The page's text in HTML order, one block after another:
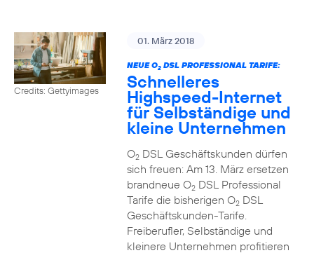
Credits: Gettyimages
01. März 2018
NEUE O2DSL PROFESSIONAL TARIFE:
Schnelleres
Highspeed-Internet
für Selbständige und
kleine Unternehmen
O2DSL Geschäftskunden dürfen
sich freuen: Am 13. März ersetzen
brandneue O2DSL Professional
Tarife die bisherigen O2DSL
Geschäftskunden-Tarife.
Freiberufler, Selbständige und
kleinere Unternehmen profitieren